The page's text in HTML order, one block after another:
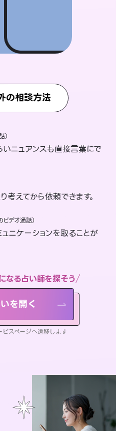
の相談方法
）
ニュアンスも直接言葉にで
考えてから依頼できます。
ビデオ通話）
ニケーションを取ることが
なる占い師を探そう
を開く
スページへ遷移します